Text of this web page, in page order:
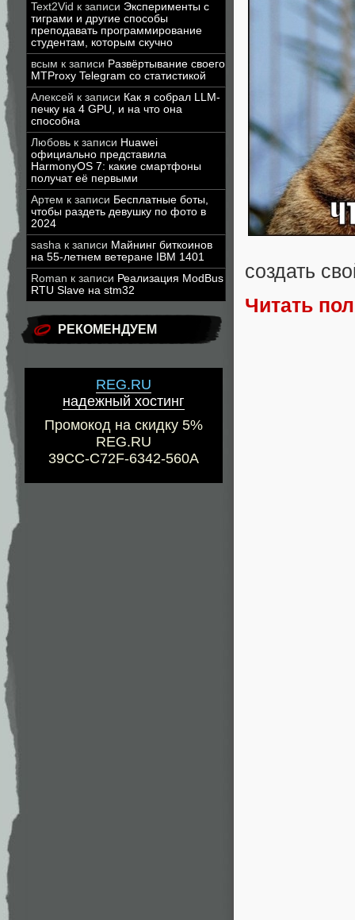
Text2Vid к записи Эксперименты с
тиграми и другие способы
преподавать программирование
студентам, которым скучно
всым к записи Развёртывание своего
MTProxy Telegram со статистикой
Алексей к записи Как я собрал LLM-
печку на 4 GPU, и на что она
способна
Любовь к записи Huawei
официально представила
HarmonyOS 7: какие смартфоны
получат её первыми
Артем к записи Бесплатные боты,
чтобы раздеть девушку по фото в
2024
sasha к записи Майнинг биткоинов
на 55-летнем ветеране IBM 1401
Roman к записи Реализация ModBus
RTU Slave на stm32
РЕКОМЕНДУЕМ
REG.RU
надежный хостинг
Промокод на скидку 5%
REG.RU
39CC-C72F-6342-560A
создать
Читать